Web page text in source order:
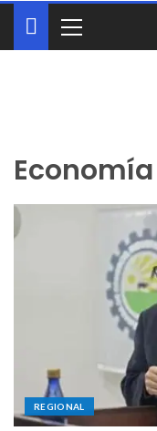
Economía
REGIONAL